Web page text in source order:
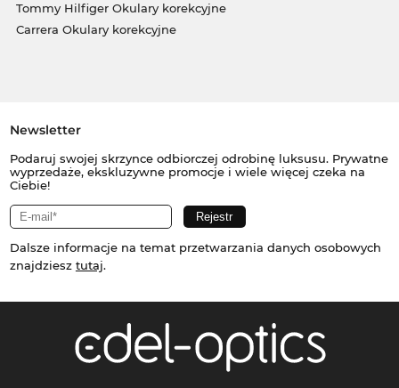
Tommy Hilfiger Okulary korekcyjne
Carrera Okulary korekcyjne
Newsletter
Podaruj swojej skrzynce odbiorczej odrobinę luksusu. Prywatne
wyprzedaże, ekskluzywne promocje i wiele więcej czeka na
Ciebie!
Dalsze informacje na temat przetwarzania danych osobowych
znajdziesz tutaj.